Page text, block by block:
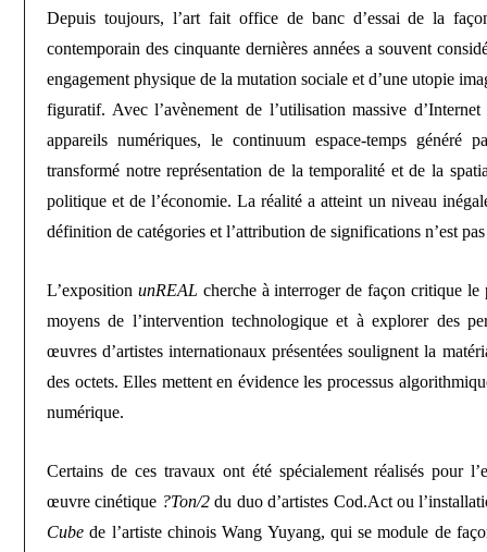
Depuis toujours, l’art fait office de banc d’essai de la
contemporain des cinquante dernières années a souvent
engagement physique de la mutation sociale et d’une utopie
figuratif. Avec l’avènement de l’utilisation massive
appareils numériques, le continuum espace-temps généré
transformé notre représentation de la temporalité et de la
politique et de l’économie. La réalité a atteint un niveau
définition de catégories et l’attribution de significations n’est pas
L’exposition unREAL cherche à interroger de façon critique le
moyens de l’intervention technologique et à explorer des
œuvres d’artistes internationaux présentées soulignent la
des octets. Elles mettent en évidence les processus
numérique.
Certains de ces travaux ont été spécialement réalisés pour
œuvre cinétique ?Ton/2du duo d’artistes Cod.Act ou
Cube de l’artiste chinois Wang Yuyang, qui se module de